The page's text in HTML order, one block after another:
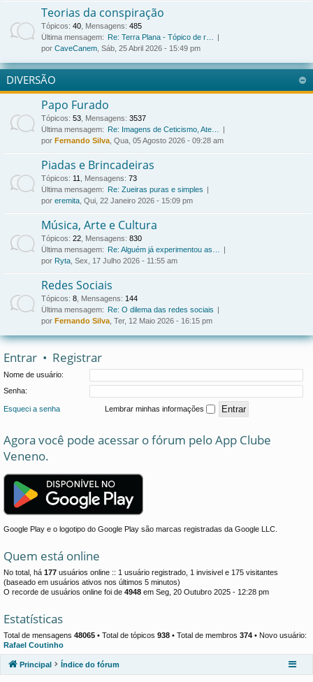
Teorias da conspiração
Tópicos: 40, Mensagens: 485
Última mensagem:
Re: Terra Plana - Tópico de r…
por CaveCanem, Sáb, 25 Abril 2026 - 15:49 pm
DIVERSÃO
Papo Furado
Tópicos: 53, Mensagens: 3537
Última mensagem:
Re: Imagens de Ceticismo, Ate…
por Fernando Silva, Qua, 05 Agosto 2026 - 09:28 am
Piadas e Brincadeiras
Tópicos: 11, Mensagens: 73
Última mensagem:
Re: Zueiras puras e simples
por eremita, Qui, 22 Janeiro 2026 - 15:09 pm
Música, Arte e Cultura
Tópicos: 22, Mensagens: 830
Última mensagem:
Re: Alguém já experimentou as…
por Ryta, Sex, 17 Julho 2026 - 11:55 am
Redes Sociais
Tópicos: 8, Mensagens: 144
Última mensagem:
Re: O dilema das redes sociais
por Fernando Silva, Ter, 12 Maio 2026 - 16:15 pm
Entrar • Registrar
Nome de usuário:
Senha:
Esqueci a senha Lembrar minhas informações
Agora você pode acessar o fórum pelo App Clube
Veneno.
Google Play e o logotipo do Google Play são marcas registradas da Google LLC.
Quem está online
No total, há 177 usuários online :: 1 usuário registrado, 1 invisivel e 175 visitantes
(baseado em usuários ativos nos últimos 5 minutos)
O recorde de usuários online foi de 4948 em Seg, 20 Outubro 2025 - 12:28 pm
Estatísticas
Total de mensagens 48065 • Total de tópicos 938 • Total de membros 374 • Novo usuário:
Rafael Coutinho
Principal Índice do fórum